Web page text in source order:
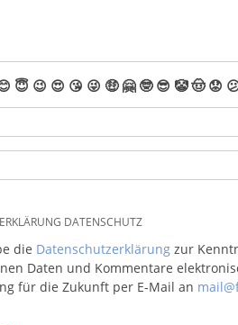
😇 😉 😍 😘 😜 🤑 🤗 🤓 😎 🤡🤠 😟
DATENSCHUTZ
die Datenschutzerklärungzur
Daten und Kommentare
für die Zukunft per E-Mail an